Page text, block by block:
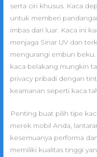
serta ciri khusus. Kaca
untuk memberi
imbas dari luar. Kaca ini
menjaga Sinar UV dan
mengurangi embun
kaca belakang mungkin
privacy pribadi dengan
keamanan seperti kaca
Penting buat pilih tipe
merek mobil Anda,
kesemuanya performa
memiliki kualitas tinggi